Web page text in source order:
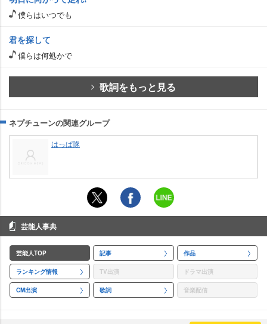
僕らはいつでも
君を探して
僕らは何処かで
歌詞をもっと見る
ネプチューンの関連グループ
はっぱ隊
芸能人事典
芸能人TOP 記事 作品
ランキング情報 TV出演 ドラマ出演
CM出演 歌詞 音楽配信